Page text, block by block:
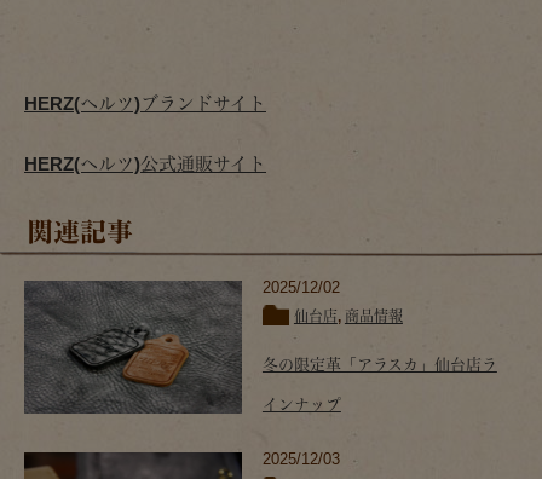
HERZ(ヘルツ)ブランドサイト
HERZ(ヘルツ)公式通販サイト
関連記事
2025/12/02
仙台店, 商品情報
冬の限定革「アラスカ」仙台店ラ
インナップ
2025/12/03